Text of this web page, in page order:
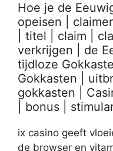
Hoe je de
opeisen |
| titel | claim |
verkrijgen | de
tijdloze
Gokkasten |
gokkasten |
| bonus |
ix casino geeft
de browser en